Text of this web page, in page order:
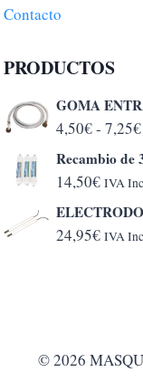
Contacto
PRODUCTOS
GOMA
4,50€- 7,25€
Recambio de
14,50€ IVA
24,95€ IVA
© 2026